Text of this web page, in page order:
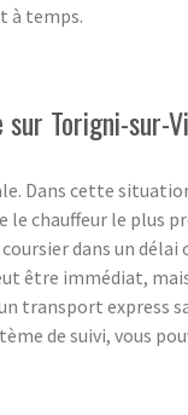
à temps.
Torigni-sur-
Dans cette
le chauffeur le plus
dans un délai
être immédiat,
transport express
de suivi, vous